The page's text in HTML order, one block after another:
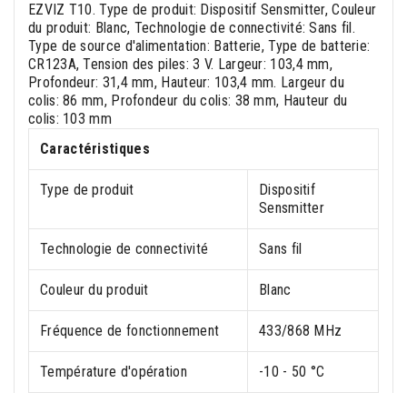
EZVIZ T10. Type de produit: Dispositif Sensmitter, Couleur
du produit: Blanc, Technologie de connectivité: Sans fil.
Type de source d'alimentation: Batterie, Type de batterie:
CR123A, Tension des piles: 3 V. Largeur: 103,4 mm,
Profondeur: 31,4 mm, Hauteur: 103,4 mm. Largeur du
colis: 86 mm, Profondeur du colis: 38 mm, Hauteur du
colis: 103 mm
Caractéristiques
Type de produit
Dispositif
Sensmitter
Technologie de connectivité Sans fil
Couleur du produit Blanc
Fréquence de fonctionnement 433/868 MHz
Température d'opération -10 - 50 °C